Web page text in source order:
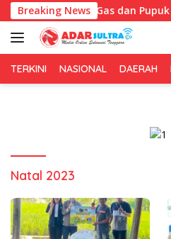
Langsung
ke
konten
Breaking News
Salurkan Gas dan Pupuk ke
TERKINI NASIONAL DAERAH
Natal 2023